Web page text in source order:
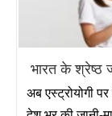
रमदान 2027
➔नवरात्रि
➔गुड़ी पड़वा
भारत के श्रेष्ठ
अब एस्ट्रोयोगी